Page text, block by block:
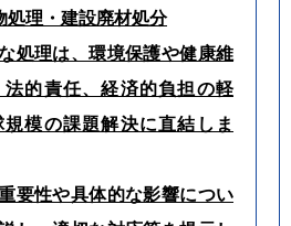
処理・建設廃材処分
処理は、環境保護や健康維
的責任、経済的負担の軽
模の課題解決に直結しま
要性や具体的な影響につい